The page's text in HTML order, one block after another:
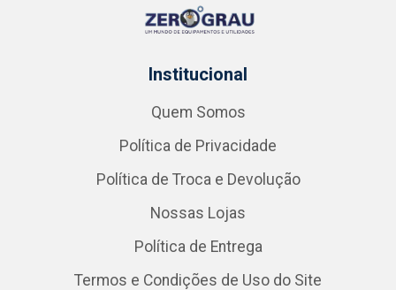
Institucional
Quem Somos
Política de Privacidade
Política de Troca e Devolução
Nossas Lojas
Política de Entrega
Termos e Condições de Uso do Site